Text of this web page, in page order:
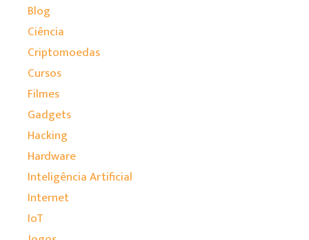
Blog
Ciência
Criptomoedas
Cursos
Filmes
Gadgets
Hacking
Hardware
Inteligência Artificial
Internet
IoT